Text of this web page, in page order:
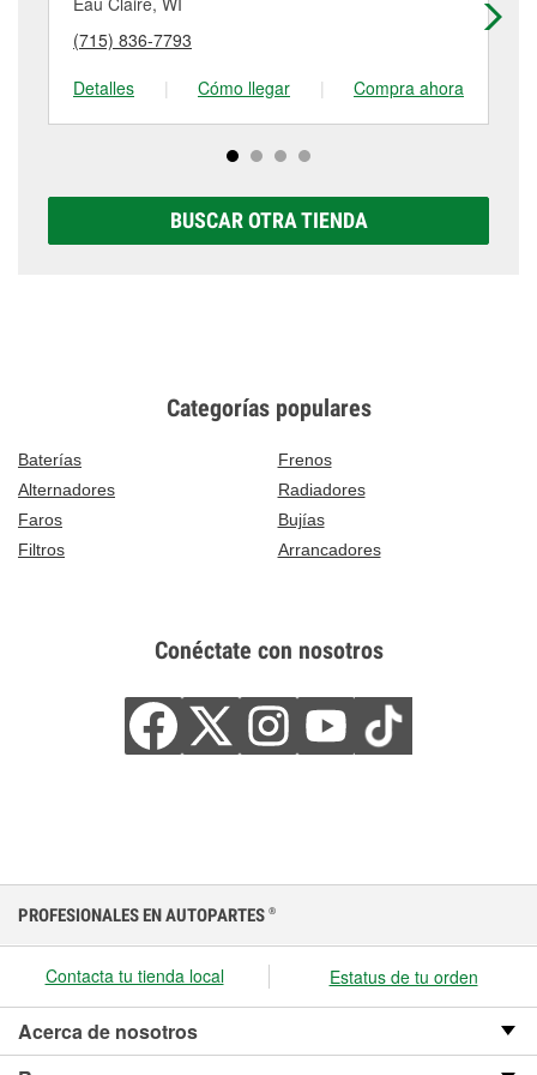
detalles, contáctanos al
en 1329 North Broadway, Menomonie, WI.
tienda #1649 para obtener más información.
(715) 836-7793
Detalles
| Cómo llegar | Compra ahora
BUSCAR OTRA TIENDA
Categorías populares
Baterías
Frenos
Alternadores
Radiadores
Faros
Bujías
Filtros
Arrancadores
Conéctate con nosotros
PROFESIONALES EN AUTOPARTES ®
Contacta tu tienda local Estatus de tu orden
Acerca de nosotros